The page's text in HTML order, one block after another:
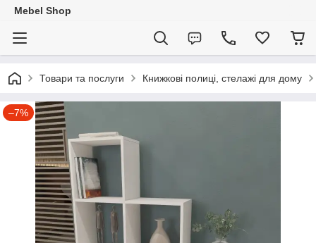
Mebel Shop
Товари та послуги Книжкові полиці, стелажі для дому
–7%